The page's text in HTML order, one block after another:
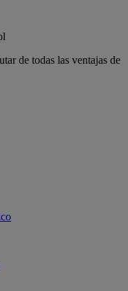
de todas las ventajas de